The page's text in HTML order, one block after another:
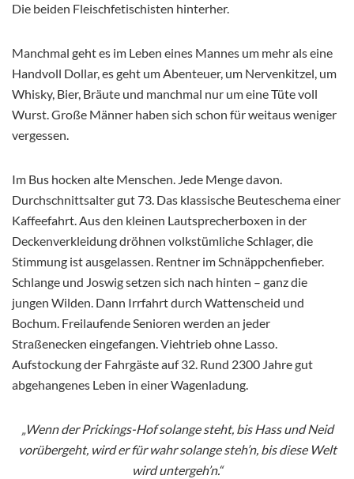
Die beiden Fleischfetischisten hinterher.
Manchmal geht es im Leben eines Mannes um mehr als eine
Handvoll Dollar, es geht um Abenteuer, um Nervenkitzel, um
Whisky, Bier, Bräute und manchmal nur um eine Tüte voll
Wurst. Große Männer haben sich schon für weitaus weniger
vergessen.
Im Bus hocken alte Menschen. Jede Menge davon.
Durchschnittsalter gut 73. Das klassische Beuteschema einer
Kaffeefahrt. Aus den kleinen Lautsprecherboxen in der
Deckenverkleidung dröhnen volkstümliche Schlager, die
Stimmung ist ausgelassen. Rentner im Schnäppchenfieber.
Schlange und Joswig setzen sich nach hinten – ganz die
jungen Wilden. Dann Irrfahrt durch Wattenscheid und
Bochum. Freilaufende Senioren werden an jeder
Straßenecken eingefangen. Viehtrieb ohne Lasso.
Aufstockung der Fahrgäste auf 32. Rund 2300 Jahre gut
abgehangenes Leben in einer Wagenladung.
„Wenn der Prickings-Hof solange steht, bis Hass und Neid
vorübergeht, wird er für wahr solange steh’n, bis diese Welt
wird untergeh’n.“